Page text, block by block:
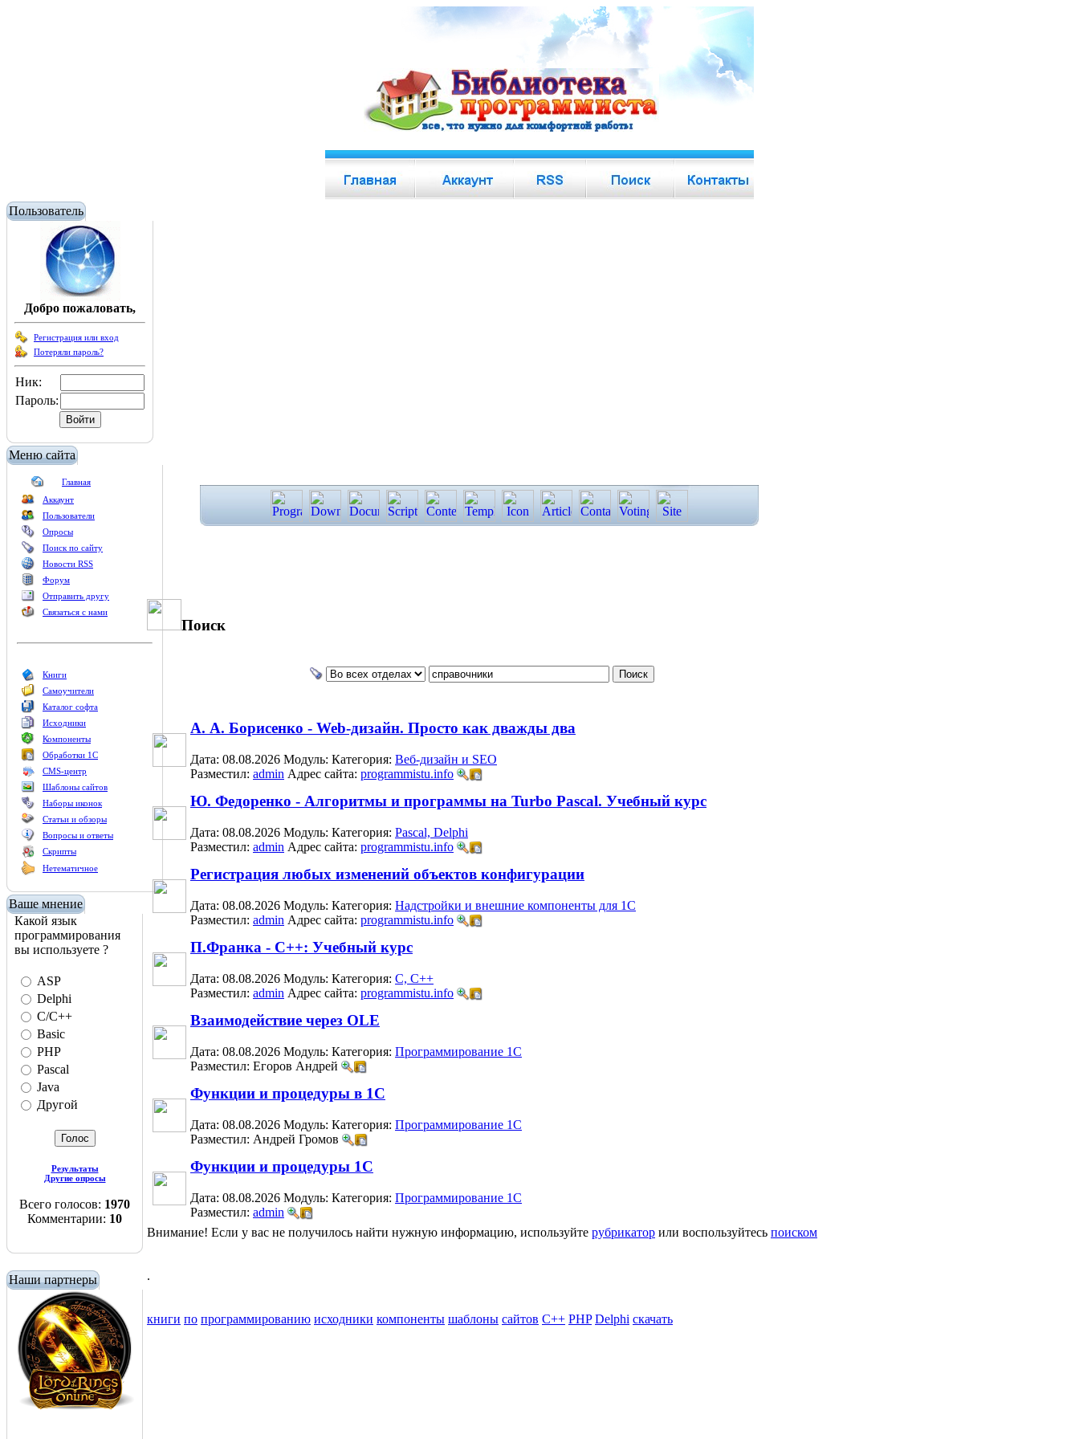
Пользователь
Добро пожаловать,
Регистрация или вход
Потеряли пароль?
Ник:
Пароль:
Меню сайта
Главная
Аккаунт
Пользователи
Опросы
Поиск по сайту
Новости RSS
Форум
Отправить другу
Связаться с нами
Книги
Самоучители
Каталог софта
Исходники
Компоненты
Обработки 1С
CMS-центр
Шаблоны сайтов
Наборы иконок
Статьи и обзоры
Вопросы и ответы
Скрипты
Нетематичное
Ваше мнение
Какой язык
программирования
вы используете ?
ASP
Delphi
C/C++
Basic
PHP
Pascal
Java
Другой
Результаты
Другие опросы
Всего голосов: 1970
Комментарии: 10
Наши партнеры
Поиск
А. А. Борисенко - Web-дизайн. Просто как дважды два
Дата: 08.08.2026 Модуль: Категория: Веб-дизайн и SEO
Разместил: admin Адрес сайта: programmistu.info
Ю. Федоренко - Алгоритмы и программы на Turbo Pascal. Учебный курс
Дата: 08.08.2026 Модуль: Категория: Pascal, Delphi
Разместил: admin Адрес сайта: programmistu.info
Регистрация любых изменений объектов конфигурации
Дата: 08.08.2026 Модуль: Категория: Надстройки и внешние компоненты для 1С
Разместил: admin Адрес сайта: programmistu.info
П.Франка - С++: Учебный курс
Дата: 08.08.2026 Модуль: Категория: C, C++
Разместил: admin Адрес сайта: programmistu.info
Взаимодействие через OLE
Дата: 08.08.2026 Модуль: Категория: Программирование 1С
Разместил: Егоров Андрей
Функции и процедуры в 1С
Дата: 08.08.2026 Модуль: Категория: Программирование 1С
Разместил: Андрей Громов
Функции и процедуры 1С
Дата: 08.08.2026 Модуль: Категория: Программирование 1С
Разместил: admin
Внимание! Если у вас не получилось найти нужную информацию, используйте рубрикатор или воспользуйтесь поиском
.
книги по программированию исходники компоненты шаблоны сайтов C++ PHP Delphi скачать